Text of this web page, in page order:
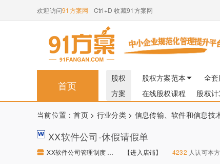
欢迎访问91方案网 Ctrl+D 收藏91方案网
首页
股权
方案
股权方案范本
全
在线股权课程
股权
当前位置：首页> 行业分类> 信息传输、软件和信息技
XX软件公司-休假请假单
XX软件公司管理制度 【进入店铺】 【进入店铺】 4232 人认可本